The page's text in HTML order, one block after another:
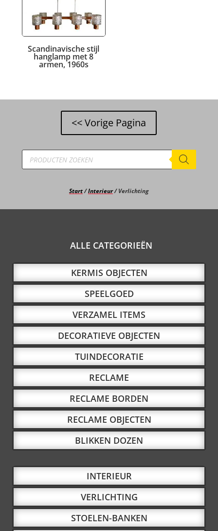
Scandinavische stijl
hanglamp met 8
armen, 1960s
Producten
zoeken
Start/Interieur/ Verlichting
ALLE CATEGORIEËN
KERMIS OBJECTEN
SPEELGOED
VERZAMEL ITEMS
DECORATIEVE OBJECTEN
TUINDECORATIE
RECLAME
RECLAME BORDEN
RECLAME OBJECTEN
BLIKKEN DOZEN
INTERIEUR
VERLICHTING
STOELEN-BANKEN